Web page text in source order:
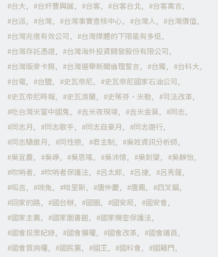
台大
台奸曹興誠 台客 台客台北
台客寓言
台派
台灣 台灣事實查核中心 台灣人
台灣價值
台灣兆億有效公司
台灣媒體的下限能有多低
台灣存託憑證
台灣海外投資開發股份有限公司
台灣版麥卡錫
台灣選舉新聞倫理誓言 台獨
台科大
台電
台鹽 史瓦帝尼
史瓦帝尼國家石油公司
史瓦帝尼時報
史瓦濟蘭 史蒂芬·米勒
司法改革
吃台灣米當中國鬼
吉米夜現場 吉米金莫
同志
同志月
同志歌手 同志自豪月
同志遊行
同志驕傲月
同性戀 君主制
吳姓資訊分析師
吳宜農
吳崢 吳思瑤 吳沛憶 吳釗燮
吳靜怡
吹哨者
吹哨者保護法 呂太郎 呂捷
呂秀蓮
呱吉
咪兔 哈里斯 唐仲慶 唐鳳
四叉貓
回家的路
國台辦 國圖 國安局
國安會
國家主義
國家圖書館
國家機密保護法
國會投票紀錄
國會擴權 國會改革
國會議員
國會質詢權
國民黨 國王 國科會
國籍門